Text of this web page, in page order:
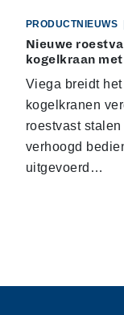
PRODUCTNIEUWS
Nieuwe
kogelkraan
Viega breidt
kogelkranen
roestvast
verhoogd
uitgevoerd…